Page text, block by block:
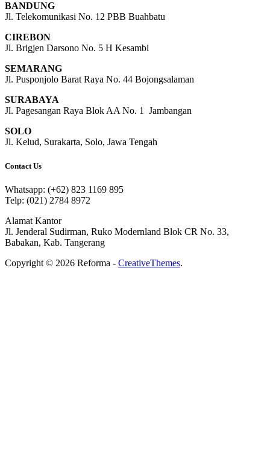
BANDUNG
Jl. Telekomunikasi No. 12 PBB Buahbatu
CIREBON
Jl. Brigjen Darsono No. 5 H Kesambi
SEMARANG
Jl. Pusponjolo Barat Raya No. 44 Bojongsalaman
SURABAYA
Jl. Pagesangan Raya Blok AA No. 1 Jambangan
SOLO
Jl. Kelud, Surakarta, Solo, Jawa Tengah
Contact Us
Whatsapp: (+62) 823 1169 895
Telp: (021) 2784 8972
Alamat Kantor
Jl. Jenderal Sudirman, Ruko Modernland Blok CR No. 33,
Babakan, Kab. Tangerang
Copyright © 2026 Reforma - CreativeThemes.